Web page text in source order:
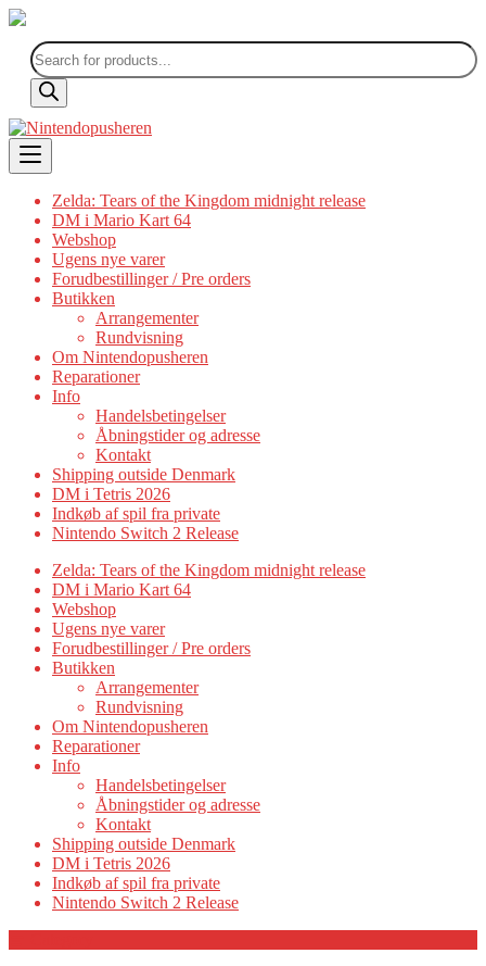
Products
search
Skip
to
content
Zelda: Tears of the Kingdom midnight release
DM i Mario Kart 64
Webshop
Ugens nye varer
Forudbestillinger / Pre orders
Butikken
Arrangementer
Rundvisning
Om Nintendopusheren
Reparationer
Info
Handelsbetingelser
Åbningstider og adresse
Kontakt
Shipping outside Denmark
DM i Tetris 2026
Indkøb af spil fra private
Nintendo Switch 2 Release
Zelda: Tears of the Kingdom midnight release
DM i Mario Kart 64
Webshop
Ugens nye varer
Forudbestillinger / Pre orders
Butikken
Arrangementer
Rundvisning
Om Nintendopusheren
Reparationer
Info
Handelsbetingelser
Åbningstider og adresse
Kontakt
Shipping outside Denmark
DM i Tetris 2026
Indkøb af spil fra private
Nintendo Switch 2 Release